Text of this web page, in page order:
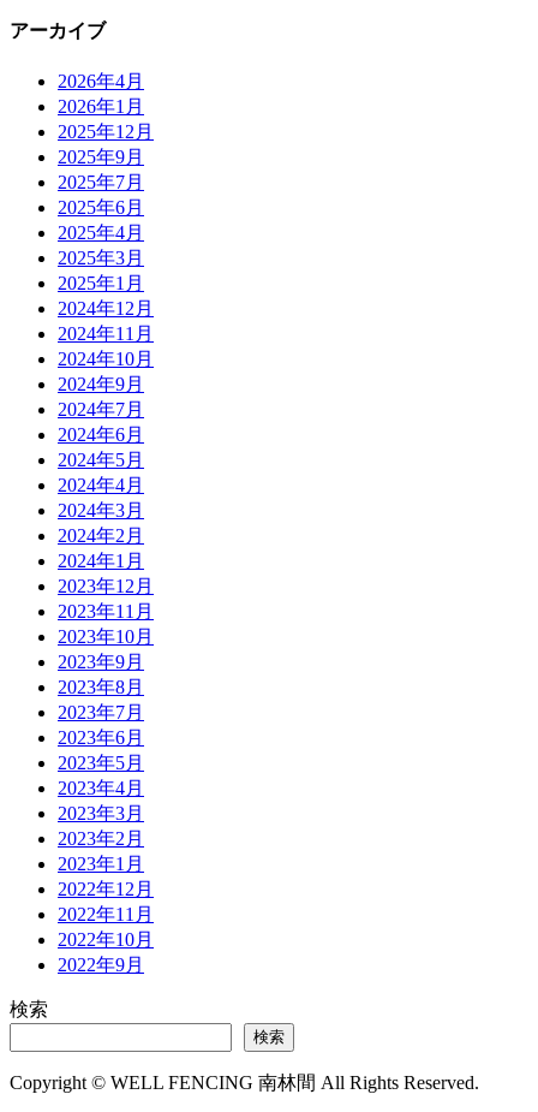
アーカイブ
2026年4月
2026年1月
2025年12月
2025年9月
2025年7月
2025年6月
2025年4月
2025年3月
2025年1月
2024年12月
2024年11月
2024年10月
2024年9月
2024年7月
2024年6月
2024年5月
2024年4月
2024年3月
2024年2月
2024年1月
2023年12月
2023年11月
2023年10月
2023年9月
2023年8月
2023年7月
2023年6月
2023年5月
2023年4月
2023年3月
2023年2月
2023年1月
2022年12月
2022年11月
2022年10月
2022年9月
検索
検索
Copyright © WELL FENCING 南林間 All Rights Reserved.